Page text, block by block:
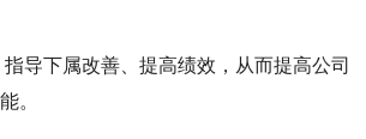
导下属改善、提高绩效，从而提高公司
。